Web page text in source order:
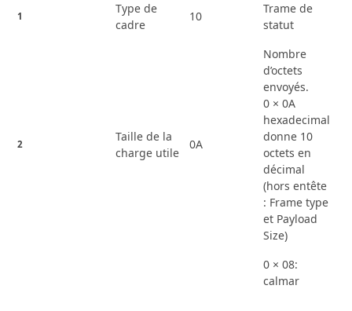
1
Type de
cadre
10
Trame de
statut
2
Taille de la
charge utile
0A
Nombre
d’octets
envoyés.
0 × 0A
hexadecimal
donne 10
octets en
décimal
(hors entête
: Frame type
et Payload
Size)
0 × 08:
calmar